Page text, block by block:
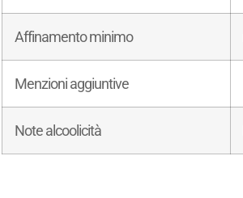
Affinamento minimo
Menzioni aggiuntive
Note alcoolicità